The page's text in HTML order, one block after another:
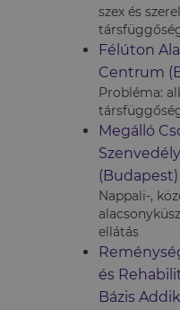
szex és
Félúton
Centrum
Probléma:
Megálló
(Budapest)
Nappali-,
ellátás
és
Bázis